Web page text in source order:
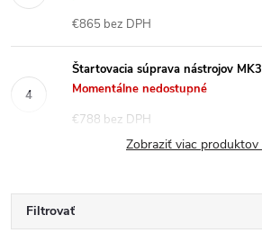
€865 bez DPH
Štartovacia súprava nástrojov MK3
Momentálne nedostupné
€788 bez DPH
Zobraziť viac produktov
Filtrovať